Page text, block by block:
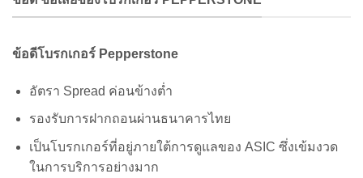
ข้อดีโบรกเกอร์ Pepperstone
อัตรา Spread ค่อนข้างต่ำ
รองรับการฝากถอนผ่านธนาคารไทย
เป็นโบรกเกอร์ที่อยู่ภายใต้การดูแลของ ASIC ซึ่งเข้มงวด
ในการบริการอย่างมาก